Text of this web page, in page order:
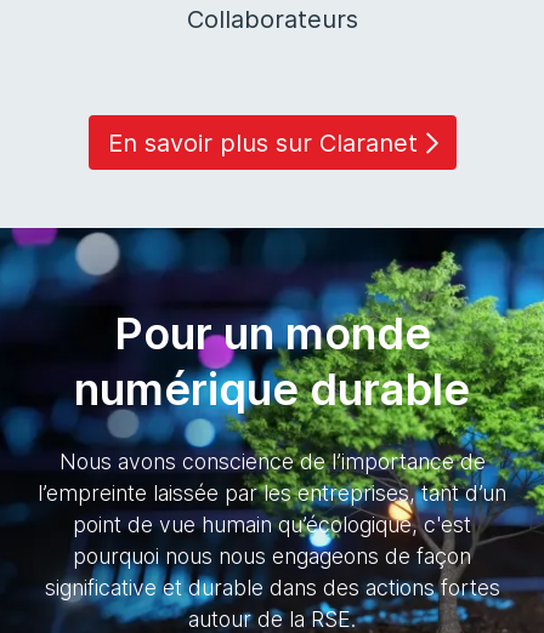
Collaborateurs
En savoir plus sur Claranet
Pour un monde
numérique durable
Nous avons conscience de l’importance de
l’empreinte laissée par les entreprises, tant d’un
point de vue humain qu’écologique, c'est
pourquoi nous nous engageons de façon
significative et durable dans des actions fortes
autour de la RSE.